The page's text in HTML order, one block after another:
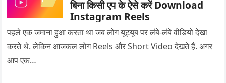
बिना किसी एप के ऐसे करें Download
Instagram Reels
पहले एक जमाना हुआ करता था जब लोग यूट्यूब पर लंबे-लंबे वीडियो देखा
करते थे. लेकिन आजकल लोग Reels और Short Video देखते हैं. अगर
आप एक…